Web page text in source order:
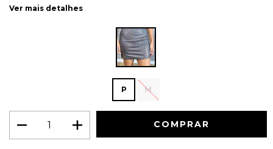
Ver mais detalhes
P M